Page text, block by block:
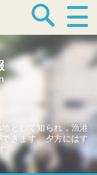
として知られ，漁港
きます。夕方にはす
。